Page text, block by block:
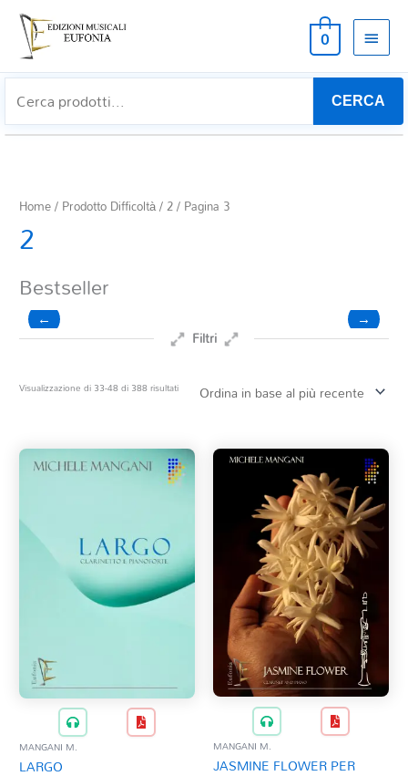
0
CERCA
Home/ Prodotto Difficoltà /2/ Pagina 3
2
Bestseller
← →
Filtri
Clarinetto basso
QR esecuzione
Trascrizioni e Arrangiamenti
AZZERA
Visualizzazione di 33-48 di 388 risultatiOrdina
in
MANGANI M.
LARGO
MANGANI M.
JASMINE FLOWER PER